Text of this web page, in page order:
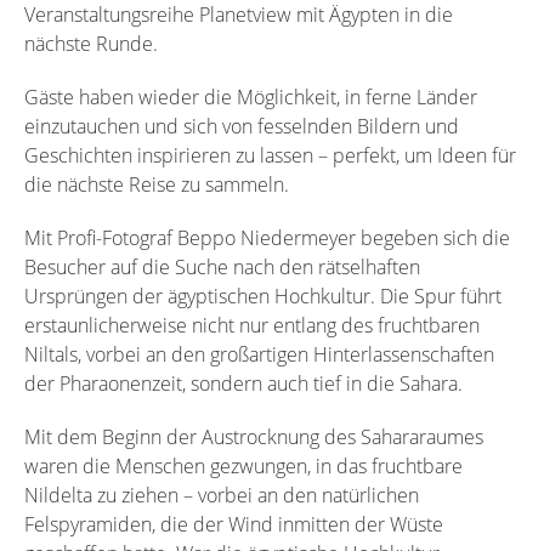
Veranstaltungsreihe Planetview mit Ägypten in die
nächste Runde.
Gäste haben wieder die Möglichkeit, in ferne Länder
einzutauchen und sich von fesselnden Bildern und
Geschichten inspirieren zu lassen – perfekt, um Ideen für
die nächste Reise zu sammeln.
Mit Profi-Fotograf Beppo Niedermeyer begeben sich die
Besucher auf die Suche nach den rätselhaften
Ursprüngen der ägyptischen Hochkultur. Die Spur führt
erstaunlicherweise nicht nur entlang des fruchtbaren
Niltals, vorbei an den großartigen Hinterlassenschaften
der Pharaonenzeit, sondern auch tief in die Sahara.
Mit dem Beginn der Austrocknung des Sahararaumes
waren die Menschen gezwungen, in das fruchtbare
Nildelta zu ziehen – vorbei an den natürlichen
Felspyramiden, die der Wind inmitten der Wüste